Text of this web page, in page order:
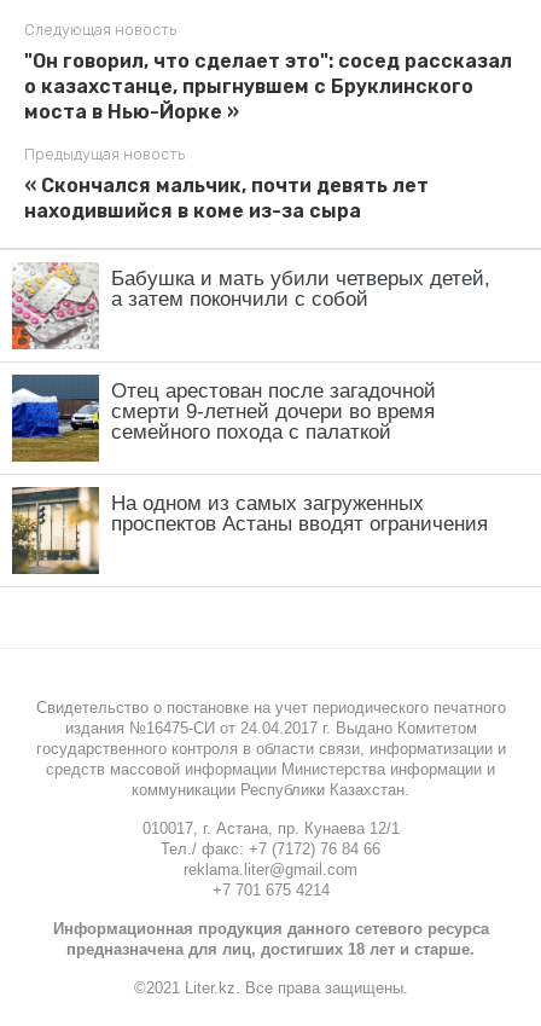
Бабушка и мать убили четверых детей,
а затем покончили с собой
Отец арестован после загадочной
смерти 9-летней дочери во время
семейного похода с палаткой
На одном из самых загруженных
проспектов Астаны вводят ограничения
Свидетельство о постановке на учет периодического печатного
издания №16475-СИ от 24.04.2017 г. Выдано Комитетом
государственного контроля в области связи, информатизации и
средств массовой информации Министерства информации и
коммуникации Республики Казахстан.
010017, г. Астана, пр. Кунаева 12/1
Тел./ факс: +7 (7172) 76 84 66
reklama.liter@gmail.com
+7 701 675 4214
Информационная продукция данного сетевого ресурса
предназначена для лиц, достигших 18 лет и старше.
©2021 Liter.kz. Все права защищены.